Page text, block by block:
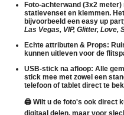
Foto-achterwand (3x2 meter)
statievenset en klemmen.
bijvoorbeeld een easy up
Las Vegas, VIP, Glitter, Love,
Echte attributen & Props:
kunnen uitleven voor de
USB-stick na afloop: Alle
stick mee met zowel een
telefoon of tablet direct te
🖨️ Wilt u de foto's ook direct
digitaal delen, maar voor